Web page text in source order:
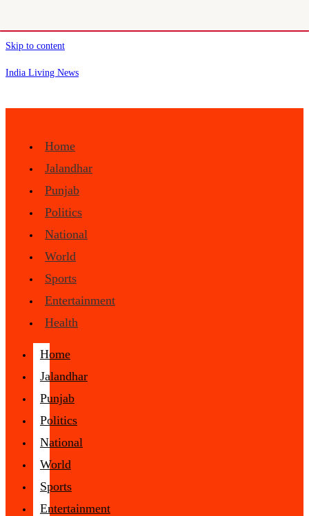
Skip to content
India Living News
Home
Jalandhar
Punjab
Politics
National
World
Sports
Entertainment
Health
Home
Jalandhar
Punjab
Politics
National
World
Sports
Entertainment